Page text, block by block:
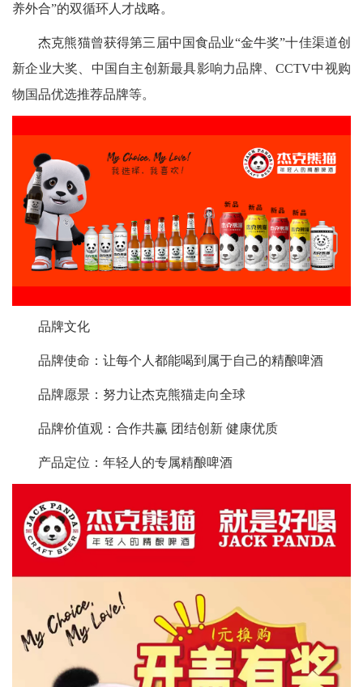
养外合”的双循环人才战略。
杰克熊猫曾获得第三届中国食品业“金牛奖”十佳渠道创
新企业大奖、中国自主创新最具影响力品牌、CCTV中视购
物国品优选推荐品牌等。
品牌文化
品牌使命：让每个人都能喝到属于自己的精酿啤酒
品牌愿景：努力让杰克熊猫走向全球
品牌价值观：合作共赢 团结创新 健康优质
产品定位：年轻人的专属精酿啤酒